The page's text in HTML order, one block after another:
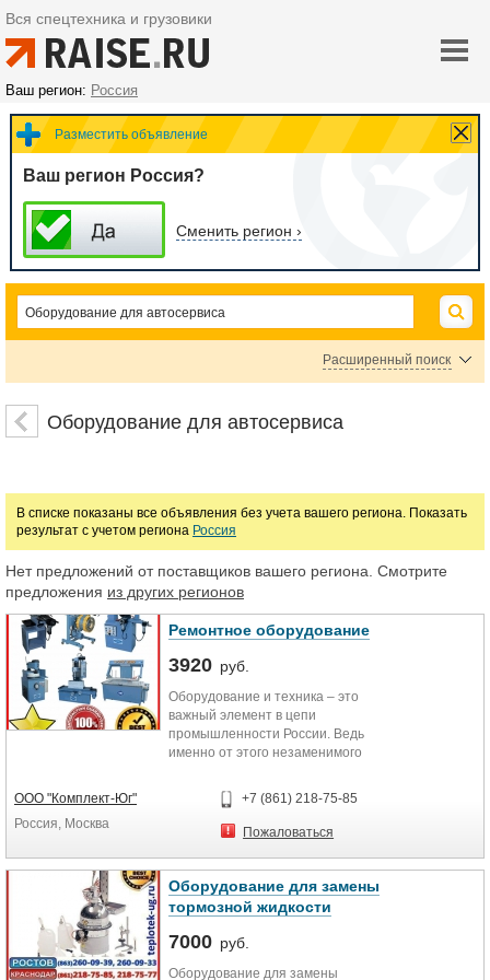
Вся спецтехника и грузовики
Ваш регион: Россия
Разместить объявление
Ваш регион Россия?
Сменить регион ›
Расширенный поиск
Цена
Марка
Оборудование для автосервиса
В списке показаны все объявления без учета вашего региона. Показать
результат с учетом региона Россия
Нет предложений от поставщиков вашего региона. Смотрите
предложения из других регионов
Ремонтное оборудование
3920 руб.
Оборудование и техника – это
важный элемент в цепи
промышленности России. Ведь
именно от этого незаменимого
развиваться рынок той или иной
подотрасли. Чтобы оборудование
и техника в действительности
стандартам и ГОСТам,
установленным
законодательством. В противном
случае результат производимых
качественным, каким должен быть.
ООО "Комплект-Юг"
Россия, Москва
+7 (861) 218-75-85
Пожаловаться
Оборудование для замены
тормозной жидкости
7000 руб.
Оборудование для замены